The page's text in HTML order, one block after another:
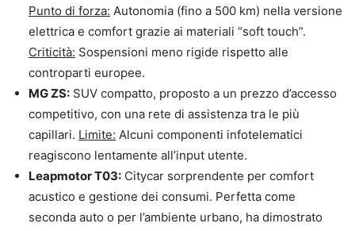
Punto di forza: Autonomia (fino a 500 km) nella versione
elettrica e comfort grazie ai materiali “soft touch”.
Criticità: Sospensioni meno rigide rispetto alle
controparti europee.
MG ZS: SUV compatto, proposto a un prezzo d’accesso
competitivo, con una rete di assistenza tra le più
capillari. Limite: Alcuni componenti infotelematici
reagiscono lentamente all’input utente.
Leapmotor T03: Citycar sorprendente per comfort
acustico e gestione dei consumi. Perfetta come
seconda auto o per l’ambiente urbano, ha dimostrato